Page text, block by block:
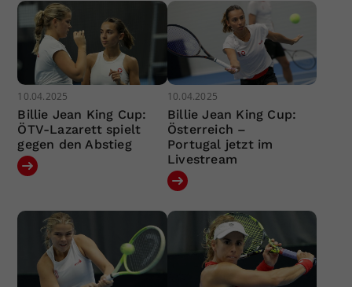
10.04.2025
Billie Jean King Cup:
ÖTV-Lazarett spielt
gegen den Abstieg
10.04.2025
Billie Jean King Cup:
Österreich –
Portugal jetzt im
Livestream